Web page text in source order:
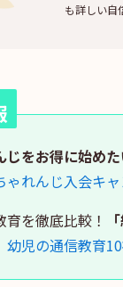
も詳しい自
じをお得に始め
れんじ入会キ
を徹底比較！
児の通信教育